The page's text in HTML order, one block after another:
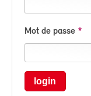
Mot de passe
login